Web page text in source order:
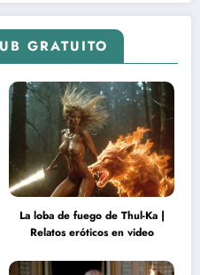
GRATUITO
La loba de fuego de Thul-Ka |
Relatos eróticos en video